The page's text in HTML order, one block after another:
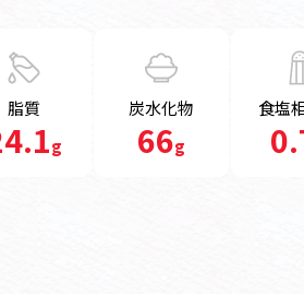
脂質
g
炭水化物
66g
食塩